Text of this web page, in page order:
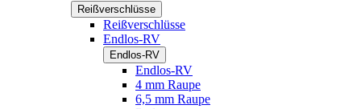
Reißverschlüsse
Reißverschlüsse
Endlos-RV
Endlos-RV
Endlos-RV
4 mm Raupe
6,5 mm Raupe